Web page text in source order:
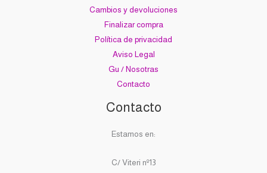
Cambios y devoluciones
Finalizar compra
Política de privacidad
Aviso Legal
Gu / Nosotras
Contacto
Contacto
Estamos en:
C/ Viteri nº13